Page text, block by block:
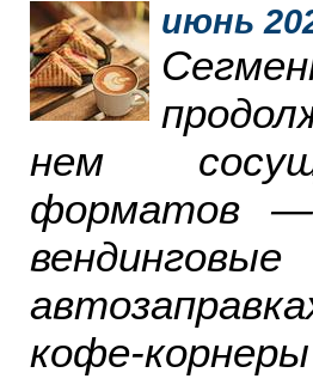
июнь
нем
форматов
кофе-